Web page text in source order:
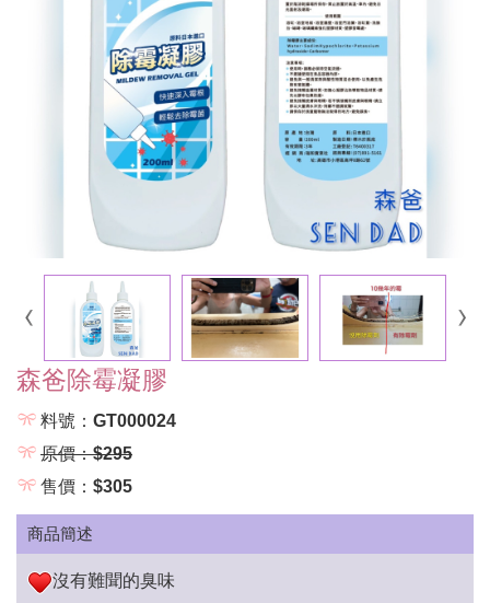
森爸除霉凝膠
料號：GT000024
原價：$295
售價：$305
商品簡述
沒有難聞的臭味